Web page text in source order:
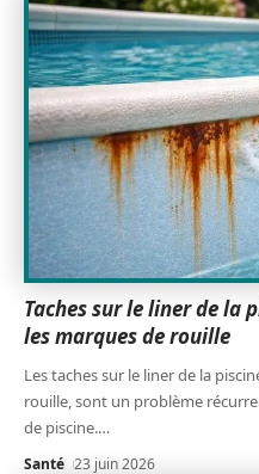
Taches sur le liner de la
les marques de rouille
Les taches sur le liner de la
rouille, sont un problème
de piscine.…
Santé 23 juin 2026